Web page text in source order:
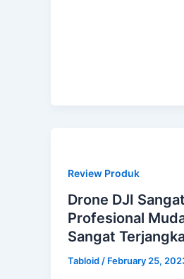
Review Produk
Drone DJI
Profesional
Sangat
Tabloid/ February 25,